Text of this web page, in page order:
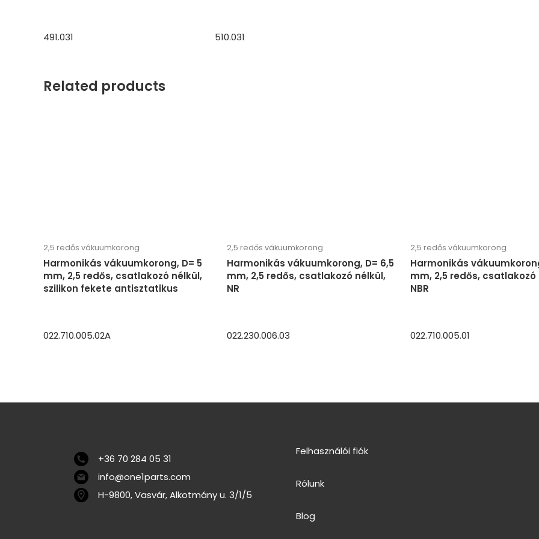
491.031 510.031
Related products
2,5 redős vákuumkorong
Harmonikás vákuumkorong, D= 5
mm, 2,5 redős, csatlakozó nélkül,
szilikon fekete antisztatikus
022.710.005.02A
2,5 redős vákuumkorong
Harmonikás vákuumkorong, D= 6,5
mm, 2,5 redős, csatlakozó nélkül,
NR
022.230.006.03
2,5 redős vákuumkorong
Harmonikás
mm, 2,5 redős, csatlakozó
NBR
022.710.005.01
+36 70 284 05 31
info@one1parts.com
H-9800, Vasvár, Alkotmány u. 3/1/5
Felhasználói fiók
Rólunk
Blog